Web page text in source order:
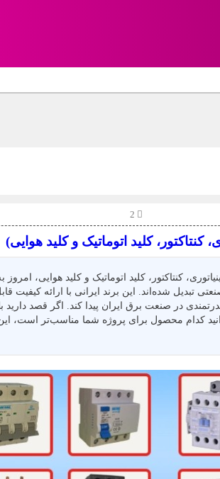
کلید اتوماتیک و کلید هوایی)
کنتاکتور، کلید اتوماتیک و کلید هوایی،
تبدیل شده‌اند. این برند ایرانی با ارائه کیفیت
در صنعت برق ایران پیدا کند. اگر قصد دارید
کدام محصول برای پروژه شما مناسب‌تر است،